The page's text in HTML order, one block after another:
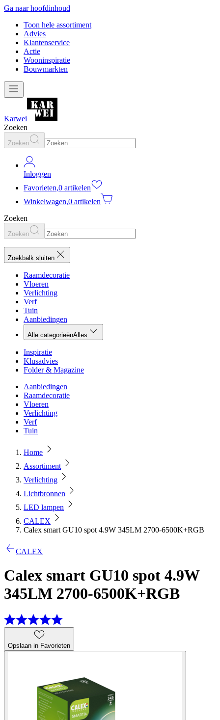
Ga naar hoofdinhoud
Toon hele assortiment
Advies
Klantenservice
Actie
Wooninspiratie
Bouwmarkten
Karwei
Zoeken
Zoeken
Inloggen
Favorieten,0 artikelen
Winkelwagen,0 artikelen
Zoeken
Zoeken
Zoekbalk sluiten
Raamdecoratie
Vloeren
Verlichting
Verf
Tuin
Aanbiedingen
Alle categorieënAlles
Inspiratie
Klusadvies
Folder & Magazine
Aanbiedingen
Raamdecoratie
Vloeren
Verlichting
Verf
Tuin
Home
Assortiment
Verlichting
Lichtbronnen
LED lampen
CALEX
Calex smart GU10 spot 4.9W 345LM 2700-6500K+RGB
CALEX
Calex smart GU10 spot 4.9W
345LM 2700-6500K+RGB
Opslaan in Favorieten